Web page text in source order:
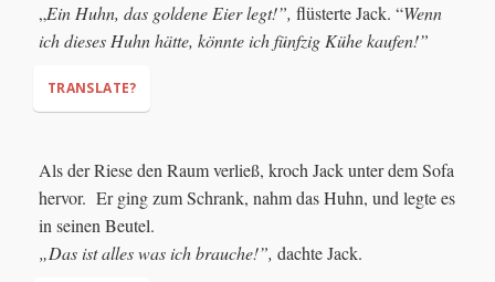
„Ein Huhn, das goldene Eier legt!”, flüsterte Jack. “Wenn
ich dieses Huhn hätte, könnte ich fünfzig Kühe kaufen!”
TRANSLATE?
"A hen that lays golden eggs!"
"If I had that
hen, I could buy fifty cows!"
Als der Riese den Raum verließ, kroch Jack unter dem Sofa
hervor. Er ging zum Schrank, nahm das Huhn, und legte es
in seinen Beutel.
„Das ist alles was ich brauche!”, dachte Jack.